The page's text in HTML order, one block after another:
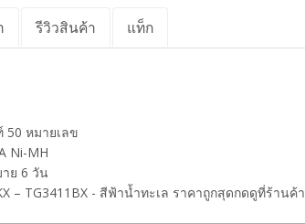
รีวิวสินค้า แท็ก
50 หมายเลข
Ni-MH
ย 6 วัน
– TG3411BX - สีฟ้าน้ำทะเล ราคาถูกสุดกดดูที่ร้านค้า